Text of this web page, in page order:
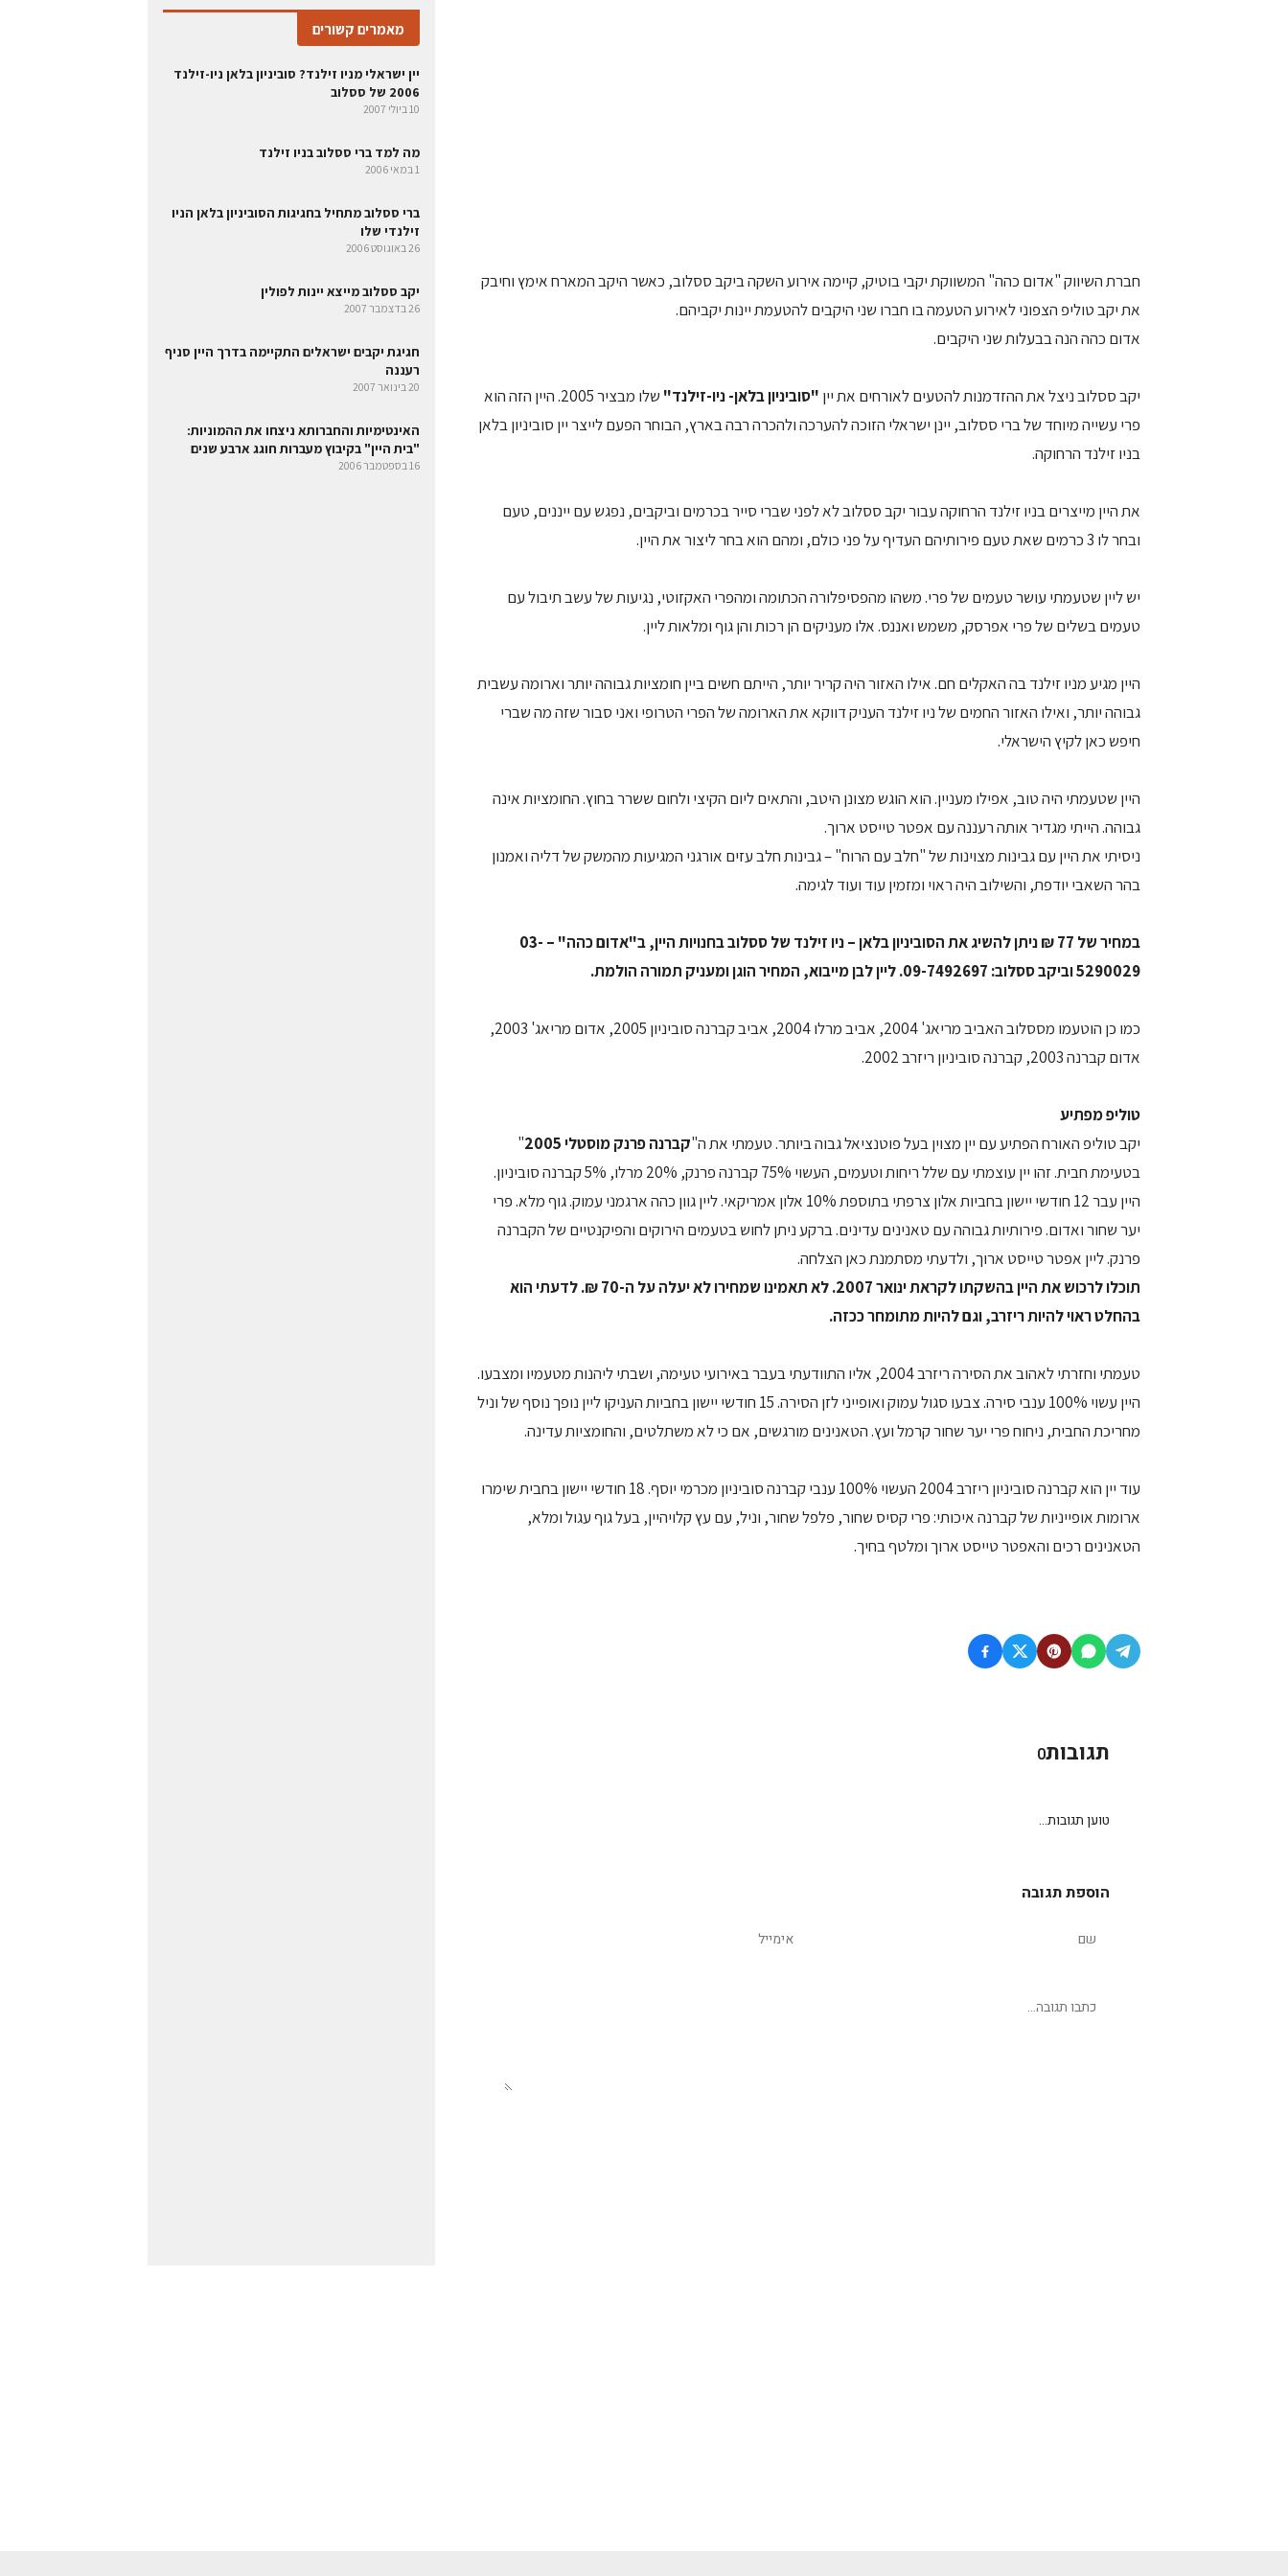
חברת השיווק "אדום כהה" המשווקת יקבי בוטיק, קיימה אירוע השקה ביקב ססלוב, כאשר היקב המארח אימץ וחיבק
את יקב טוליפ הצפוני לאירוע הטעמה בו חברו שני היקבים להטעמת יינות יקביהם.
אדום כהה הנה בבעלות שני היקבים.
יקב ססלוב ניצל את ההזדמנות להטעים לאורחים את יין "סוביניון בלאן- ניו-זילנד"
שלו מבציר 2005. היין הזה הוא
פרי עשייה מיוחד של ברי ססלוב, יינן ישראלי הזוכה להערכה ולהכרה רבה בארץ, הבוחר הפעם לייצר יין סוביניון בלאן
בניו זילנד הרחוקה.
את היין מייצרים בניו זילנד הרחוקה עבור יקב ססלוב לא לפני שברי סייר בכרמים וביקבים, נפגש עם ייננים, טעם
ובחר לו 3 כרמים שאת טעם פירותיהם העדיף על פני כולם, ומהם הוא בחר ליצור את היין.
יש ליין שטעמתי עושר טעמים של פרי. משהו מהפסיפלורה הכתומה ומהפרי האקזוטי, נגיעות של עשב תיבול עם
טעמים בשלים של פרי אפרסק, משמש ואננס. אלו מעניקים הן רכות והן גוף ומלאות ליין.
היין מגיע מניו זילנד בה האקלים חם. אילו האזור היה קריר יותר, הייתם חשים ביין חומציות גבוהה יותר וארומה עשבית
גבוהה יותר, ואילו האזור החמים של ניו זילנד העניק דווקא את הארומה של הפרי הטרופי ואני סבור שזה מה שברי
חיפש כאן לקיץ הישראלי.
היין שטעמתי היה טוב, אפילו מעניין. הוא הוגש מצונן היטב, והתאים ליום הקיצי ולחום ששרר בחוץ. החומציות אינה
גבוהה. הייתי מגדיר אותה רעננה עם אפטר טייסט ארוך.
ניסיתי את היין עם גבינות מצוינות של "חלב עם הרוח" – גבינות חלב עזים אורגני המגיעות מהמשק של דליה ואמנון
בהר השאבי יודפת, והשילוב היה ראוי ומזמין עוד ועוד לגימה.
במחיר של 77 ₪ ניתן להשיג את הסוביניון בלאן – ניו זילנד של ססלוב בחנויות היין, ב"אדום כהה" – 03-
5290029 וביקב ססלוב: 09-7492697. ליין לבן מייבוא, המחיר הוגן ומעניק תמורה הולמת.
כמו כן הוטעמו מססלוב האביב מריאג' 2004, אביב מרלו 2004, אביב קברנה סוביניון 2005, אדום מריאג' 2003,
אדום קברנה 2003, קברנה סוביניון ריזרב 2002.
טוליפ מפתיע
יקב טוליפ האורח הפתיע עם יין מצוין בעל פוטנציאל גבוה ביותר. טעמתי את ה"קברנה פרנק מוסטלי 2005
"
בטעימת חבית. זהו יין עוצמתי עם שלל ריחות וטעמים, העשוי 75% קברנה פרנק, 20% מרלו, 5% קברנה סוביניון.
היין עבר 12 חודשי יישון בחביות אלון צרפתי בתוספת 10% אלון אמריקאי. ליין גוון כהה ארגמני עמוק. גוף מלא. פרי
יער שחור ואדום. פירותיות גבוהה עם טאנינים עדינים. ברקע ניתן לחוש בטעמים הירוקים והפיקנטיים של הקברנה
פרנק. ליין אפטר טייסט ארוך, ולדעתי מסתמנת כאן הצלחה.
תוכלו לרכוש את היין בהשקתו לקראת ינואר 2007. לא תאמינו שמחירו לא יעלה על ה-70 ₪. לדעתי הוא
בהחלט ראוי להיות ריזרב, וגם להיות מתומחר ככזה.
טעמתי וחזרתי לאהוב את הסירה ריזרב 2004, אליו התוודעתי בעבר באירועי טעימה, ושבתי ליהנות מטעמיו ומצבעו.
היין עשוי 100% ענבי סירה. צבעו סגול עמוק ואופייני לזן הסירה. 15 חודשי יישון בחביות העניקו ליין נופך נוסף של וניל
מחריכת החבית, ניחוח פרי יער שחור קרמל ועץ. הטאנינים מורגשים, אם כי לא משתלטים, והחומציות עדינה.
עוד יין הוא קברנה סוביניון ריזרב 2004 העשוי 100% ענבי קברנה סוביניון מכרמי יוסף. 18 חודשי יישון בחבית שימרו
ארומות אופייניות של קברנה איכותי: פרי קסיס שחור, פלפל שחור, וניל, עם עץ קלויהיין, בעל גוף עגול ומלא,
הטאנינים רכים והאפטר טייסט ארוך ומלטף בחיך.
תגובות0
טוען תגובות...
הוספת תגובה
מאמרים קשורים
יין ישראלי מניו זילנד? סוביניון בלאן ניו-זילנד
2006 של ססלוב
10 ביולי 2007
מה למד ברי ססלוב בניו זילנד
1 במאי 2006
ברי ססלוב מתחיל בחגיגות הסוביניון בלאן הניו
זילנדי שלו
26 באוגוסט 2006
יקב ססלוב מייצא יינות לפולין
26 בדצמבר 2007
חגיגת יקבים ישראלים התקיימה בדרך היין סניף
רעננה
20 בינואר 2007
האינטימיות והחברותא ניצחו את ההמוניות:
"בית היין" בקיבוץ מעברות חוגג ארבע שנים
16 בספטמבר 2006